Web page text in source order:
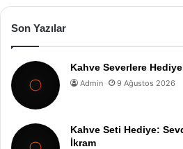
Son Yazılar
Kahve Severlere
Admin 9 Ağustos 2026
Kahve Seti Hediye:
İkram